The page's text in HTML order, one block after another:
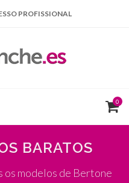
PROFISSIONAL
0
BARATOS
os modelos de Bertone